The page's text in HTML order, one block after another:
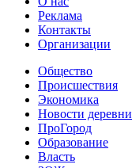
Реклама
Контакты
Организации
Общество
Происшествия
Экономика
Новости деревни
ПроГород
Образование
Власть